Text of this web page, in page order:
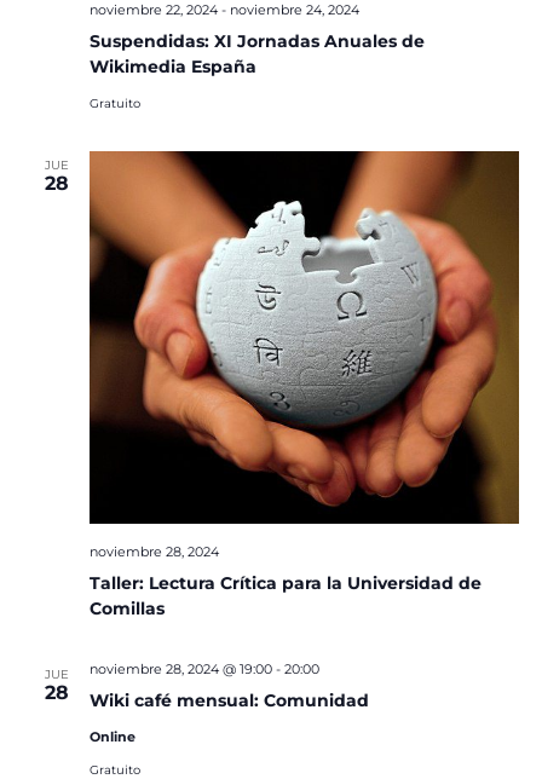
Suspendidas: XI Jornadas Anuales de
Wikimedia España
noviembre 22, 2024- noviembre 24, 2024
Gratuito
JUE
28
Taller: Lectura Crítica para la Universidad de
Comillas
noviembre 28, 2024
JUE
28 Wiki café mensual: Comunidad
noviembre 28, 2024 @ 19:00- 20:00
Online
Gratuito